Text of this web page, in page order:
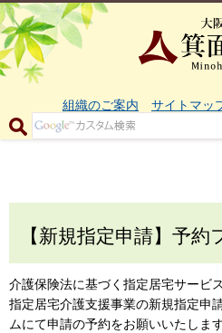
組織のご案内 サイトマッ
【新規指定申請】予約
介護保険法に基づく指定居宅サービ
指定居宅介護支援事業の新規指定申
ムにて申請の予約をお願いいたします